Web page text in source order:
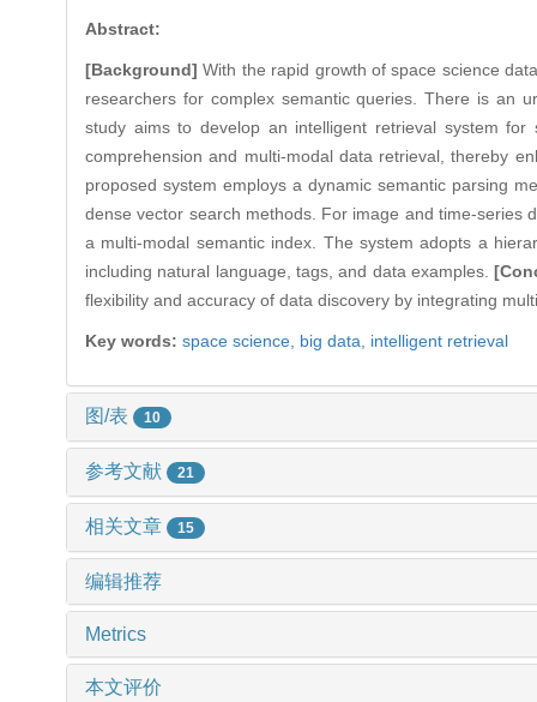
Abstract:
[Background] With the rapid growth of space science
researchers for complex semantic queries. There is an
study aims to develop an intelligent retrieval system for
comprehension and multi-modal data retrieval, thereby
proposed system employs a dynamic semantic parsing
dense vector search methods. For image and time-series
a multi-modal semantic index. The system adopts a
including natural language, tags, and data examples.
flexibility and accuracy of data discovery by integrating
Key words: space science, big data, intelligent retrieval
图/表 10
参考文献 21
相关文章 15
编辑推荐
Metrics
本文评价